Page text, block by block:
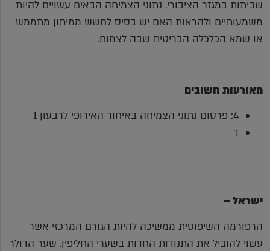
שביתות במגזר הציבורי. נתוני הצמיחה הבאים עשויים להיות
משמעותיים ולהראות האם יש בסיס לחשש ממיתון מתממש
או שמא הכלכלה הבריטית שבה לצמוח.
מאורעות חשובים
4: פרסום נתוני הצמיחה באיחוד האירופי לרבעון 1
ד
ישראל –
הרפורמה השיפוטית ממשיכה להיות הגורם המרכזי אשר
עשוי להוביל את התנודות החדות בשערי החליפין. שער הדולר